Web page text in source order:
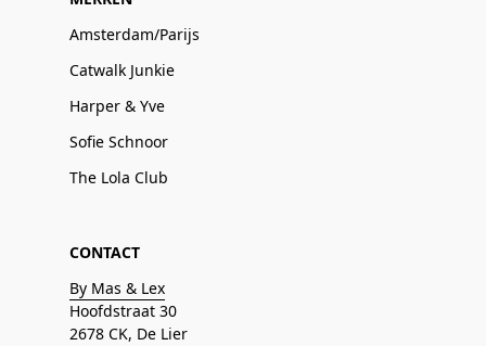
Amsterdam/Parijs
Catwalk Junkie
Harper & Yve
Sofie Schnoor
The Lola Club
CONTACT
By Mas & Lex
Hoofdstraat 30
2678 CK, De Lier